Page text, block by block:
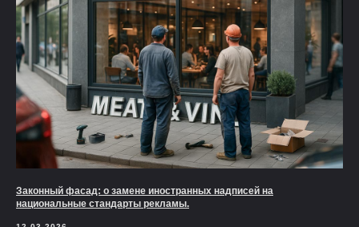
Законный фасад: о замене иностранных надписей на
национальные стандарты рекламы.